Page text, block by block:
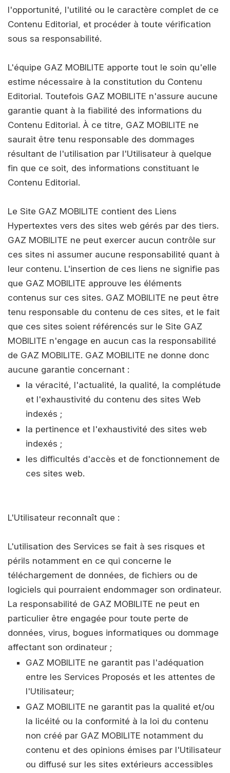
l'opportunité, l'utilité ou le caractère complet de ce
Contenu Editorial, et procéder à toute vérification
sous sa responsabilité.
L'équipe GAZ MOBILITE apporte tout le soin qu'elle
estime nécessaire à la constitution du Contenu
Editorial. Toutefois GAZ MOBILITE n'assure aucune
garantie quant à la fiabilité des informations du
Contenu Editorial. À ce titre, GAZ MOBILITE ne
saurait être tenu responsable des dommages
résultant de l'utilisation par l'Utilisateur à quelque
fin que ce soit, des informations constituant le
Contenu Editorial.
Le Site GAZ MOBILITE contient des Liens
Hypertextes vers des sites web gérés par des tiers.
GAZ MOBILITE ne peut exercer aucun contrôle sur
ces sites ni assumer aucune responsabilité quant à
leur contenu. L'insertion de ces liens ne signifie pas
que GAZ MOBILITE approuve les éléments
contenus sur ces sites. GAZ MOBILITE ne peut être
tenu responsable du contenu de ces sites, et le fait
que ces sites soient référencés sur le Site GAZ
MOBILITE n'engage en aucun cas la responsabilité
de GAZ MOBILITE. GAZ MOBILITE ne donne donc
aucune garantie concernant :
la véracité, l'actualité, la qualité, la complétude
et l'exhaustivité du contenu des sites Web
indexés ;
la pertinence et l'exhaustivité des sites web
indexés ;
les difficultés d'accès et de fonctionnement de
ces sites web.
L'Utilisateur reconnaît que :
L'utilisation des Services se fait à ses risques et
périls notamment en ce qui concerne le
téléchargement de données, de fichiers ou de
logiciels qui pourraient endommager son ordinateur.
La responsabilité de GAZ MOBILITE ne peut en
particulier être engagée pour toute perte de
données, virus, bogues informatiques ou dommage
affectant son ordinateur ;
GAZ MOBILITE ne garantit pas l'adéquation
entre les Services Proposés et les attentes de
l'Utilisateur;
GAZ MOBILITE ne garantit pas la qualité et/ou
la licéité ou la conformité à la loi du contenu
non créé par GAZ MOBILITE notamment du
contenu et des opinions émises par l'Utilisateur
ou diffusé sur les sites extérieurs accessibles